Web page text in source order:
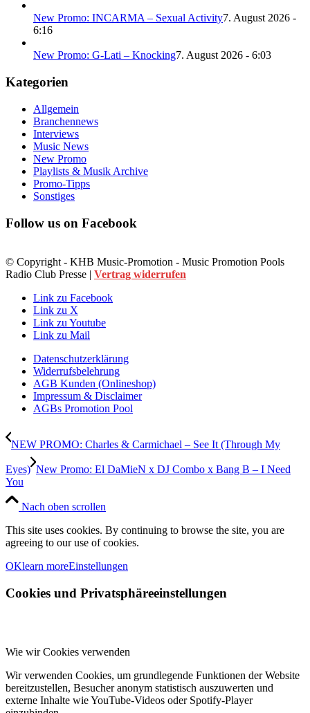
New Promo: INCARMA – Sexual Activity7. August 2026 -
6:16
New Promo: G-Lati – Knocking7. August 2026 - 6:03
Kategorien
Allgemein
Branchennews
Interviews
Music News
New Promo
Playlists & Musik Archive
Promo-Tipps
Sonstiges
Follow us on Facebook
© Copyright - KHB Music-Promotion - Music Promotion Pools
Radio Club Presse | Vertrag widerrufen
Link zu Facebook
Link zu X
Link zu Youtube
Link zu Mail
Datenschutzerklärung
Widerrufsbelehrung
AGB Kunden (Onlineshop)
Impressum & Disclaimer
AGBs Promotion Pool
NEW PROMO: Charles & Carmichael – See It (Through My
Eyes) New Promo: El DaMieN x DJ Combo x Bang B – I Need
You
Nach oben scrollen
This site uses cookies. By continuing to browse the site, you are
agreeing to our use of cookies.
OKlearn moreEinstellungen
Cookies und Privatsphäreeinstellungen
Wie wir Cookies verwenden
Wir verwenden Cookies, um grundlegende Funktionen der Website
bereitzustellen, Besucher anonym statistisch auszuwerten und
externe Inhalte wie YouTube-Videos oder Spotify-Player